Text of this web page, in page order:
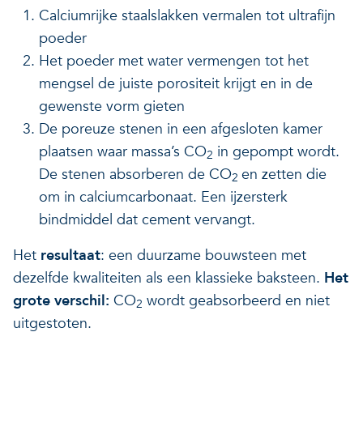
Een gezonde leefomgeving
Veerkrachtige ecosystemen
Veerkrachtige ecosystemen
Een gezonde leefomgeving
Calciumrijke staalslakken vermalen tot ultrafijn
poeder
Het poeder met water vermengen tot het
mengsel de juiste porositeit krijgt en in de
gewenste vorm gieten
De poreuze stenen in een afgesloten kamer
plaatsen waar massa’s CO2 in gepompt wordt.
De stenen absorberen de CO2 en zetten die
om in calciumcarbonaat. Een ijzersterk
bindmiddel dat cement vervangt.
Het resultaat: een duurzame bouwsteen met
dezelfde kwaliteiten als een klassieke baksteen. Het
grote verschil: CO2 wordt geabsorbeerd en niet
uitgestoten.